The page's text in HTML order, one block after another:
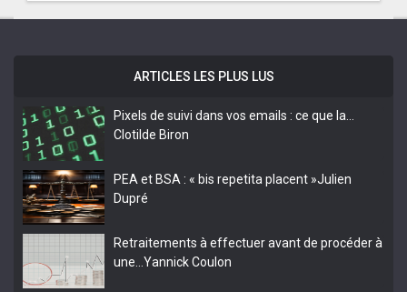
ARTICLES LES PLUS LUS
Pixels de suivi dans vos emails : ce que la…
Clotilde Biron
PEA et BSA : « bis repetita placent »Julien
Dupré
Retraitements à effectuer avant de procéder à
une… Yannick Coulon